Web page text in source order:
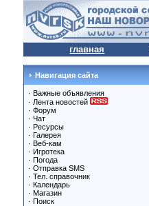
главная
Навигация сайта
· Важные объявления
· Лента новостей
· Форум
· Чат
· Ресурсы
· Галерея
· Веб-кам
· Игротека
· Погода
· Отправка SMS
· Тел. справочник
· Календарь
· Магазин
· Поиск